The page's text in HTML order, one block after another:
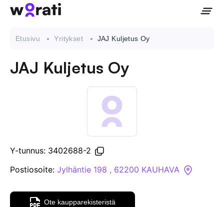
API
Pakotehaku
Etusivu Yritykset JAJ Kuljetus Oy
JAJ Kuljetus Oy
Y-tunnus: 3402688-2
Postiosoite: Jylhäntie 198 , 62200 KAUHAVA
Ote kaupparekisteristä